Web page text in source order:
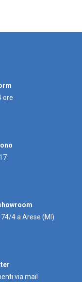
ore
4 a Arese (MI)
via mail